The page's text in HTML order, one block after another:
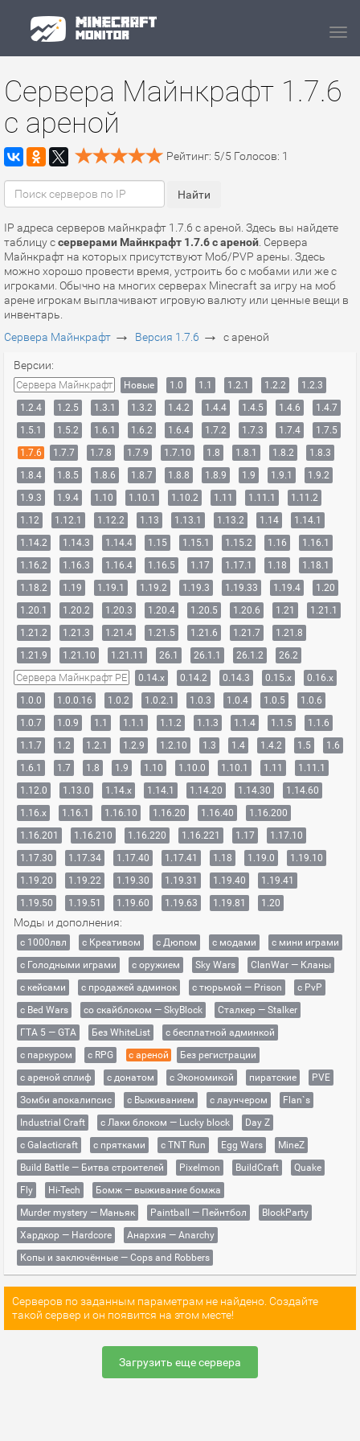
Сервера Майнкрафт 1.7.6
с ареной
Рейтинг: 5/5 Голосов: 1
IP адреса серверов майнкрафт 1.7.6 с ареной. Здесь вы найдете
таблицу ссерверами Майнкрафт 1.7.6 с ареной . Сервера
Майнкрафт на которых присутствуют Моб/PVP арены. Здесь
можно хорошо провести время, устроить бо с мобами или же с
игроками. Обычно на многих серверах Minecraft за игру на моб
арене игрокам выплачивают игровую валюту или ценные вещи в
инвентарь.
Сервера Майнкрафт → Версия 1.7.6 → с ареной
Версии:
Сервера Майнкрафт Новые 1.0 1.1 1.2.1 1.2.2
1.2.3
1.2.4
1.2.5 1.3.1 1.3.2 1.4.2 1.4.4 1.4.5 1.4.6
1.4.7
1.5.1
1.5.2 1.6.1 1.6.2 1.6.4 1.7.2 1.7.3 1.7.4
1.7.5
1.7.6
1.7.7 1.7.8 1.7.9 1.7.10 1.8 1.8.1 1.8.2
1.8.3
1.8.4
1.8.5 1.8.6 1.8.7 1.8.8 1.8.9 1.9 1.9.1
1.9.2
1.9.3
1.9.4 1.10 1.10.1 1.10.2 1.11 1.11.1
1.11.2
1.12
1.12.1 1.12.2 1.13 1.13.1 1.13.2 1.14
1.14.1
1.14.2
1.14.3 1.14.4 1.15 1.15.1 1.15.2 1.16
1.16.1
1.16.2
1.16.3 1.16.4 1.16.5 1.17 1.17.1 1.18
1.18.1
1.18.2
1.19 1.19.1 1.19.2 1.19.3 1.19.33 1.19.4
1.20
1.20.1
1.20.2 1.20.3 1.20.4 1.20.5 1.20.6 1.21
1.21.1
1.21.2
1.21.3 1.21.4 1.21.5 1.21.6 1.21.7
1.21.8
1.21.9
1.21.10 1.21.11 26.1 26.1.1 26.1.2 26.2
Сервера Майнкрафт PE 0.14.x 0.14.2 0.14.3 0.15.x
0.16.x
1.0.0
1.0.0.16 1.0.2 1.0.2.1 1.0.3 1.0.4 1.0.5
1.0.6
1.0.7
1.0.9 1.1 1.1.1 1.1.2 1.1.3 1.1.4 1.1.5
1.1.6
1.1.7
1.2 1.2.1 1.2.9 1.2.10 1.3 1.4 1.4.2 1.5
1.6
1.6.1
1.7 1.8 1.9 1.10 1.10.0 1.10.1 1.11
1.11.1
1.12.0
1.13.0 1.14.x 1.14.1 1.14.20 1.14.30
1.14.60
1.16.x
1.16.1 1.16.10 1.16.20 1.16.40
1.16.200
1.16.201
1.16.210 1.16.220 1.16.221 1.17
1.17.10
1.17.30
1.17.34 1.17.40 1.17.41 1.18 1.19.0
1.19.10
1.19.20
1.19.22 1.19.30 1.19.31 1.19.40
1.19.41
1.19.50
1.19.51 1.19.60 1.19.63 1.19.81 1.20
Моды и дополнения:
с 1000лвл c Креативом с Дюпом с модами
с мини играми
с Голодными играми
с оружием Sky Wars
ClanWar — Кланы
с кейсами
с продажей админок с тюрьмой — Prison
с PvP
с Bed Wars
со скайблоком — SkyBlock
Сталкер — Stalker
ГТА 5 — GTA
Без WhiteList
с бесплатной админкой
с паркуром
с RPG с ареной
Без регистрации
с ареной сплиф
с донатом с Экономикой пиратские
PVE
Зомби апокалипсис
с Выживанием с лаунчером
Flan`s
Industrial Craft
с Лаки блоком — Lucky block
Day Z
с Galacticraft
с прятками с TNT Run Egg Wars
MineZ
Build Battle — Битва строителей
Pixelmon BuildCraft
Quake
Fly
Hi-Tech
Бомж — выживание бомжа
Murder mystery — Маньяк
Paintball — Пейнтбол
BlockParty
Хардкор — Hardcore
Анархия — Anarchy
Копы и заключённые — Cops and Robbers
Серверов по заданным параметрам не найдено. Создайте
такой сервер и он появится на этом месте!
Загрузить еще сервера